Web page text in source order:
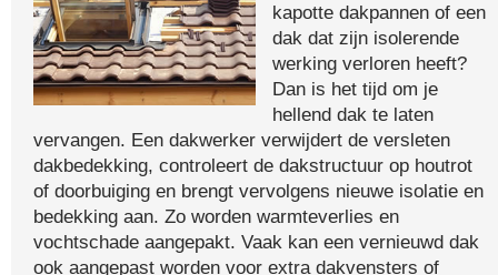
kapotte dakpannen of een
dak dat zijn isolerende
werking verloren heeft?
Dan is het tijd om je
hellend dak te laten
vervangen. Een dakwerker verwijdert de versleten
dakbedekking, controleert de dakstructuur op houtrot
of doorbuiging en brengt vervolgens nieuwe isolatie en
bedekking aan. Zo worden warmteverlies en
vochtschade aangepakt. Vaak kan een vernieuwd dak
ook aangepast worden voor extra dakvensters of